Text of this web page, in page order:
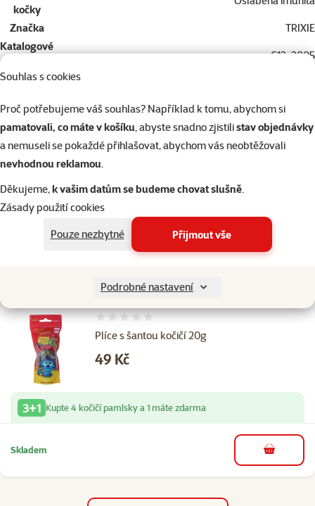
Souhlas s cookies
Proč potřebujeme váš souhlas? Například k tomu, abychom si
pamatovali, co máte v košíku, abyste snadno zjistilistav objednávky
a nemuseli se pokaždé přihlašovat, abychom vás neobtěžovali
nevhodnou reklamou.
Děkujeme,k vašim datům se budeme chovat slušně.
Zásady použití cookies
Pouze nezbytné
Přijmout vše
Podrobné nastavení
kočky
Značka
TRIXIE
Katalogové
G13-2805
EAN
Sušené rybičky Trixie pro kočky 50g
Hodnocení 60%, počet hodnocení: 10
10×hodnocení
Cena
39 Kč
Kupte 4 kočičí pamlsky a 1 máte zdarma
Plíce s šantou kočičí 20g
Hodnocení 0%
Cena
49 Kč
3+1 Kupte 4 kočičí pamlsky a 1 máte zdarma
Skladem do košíku